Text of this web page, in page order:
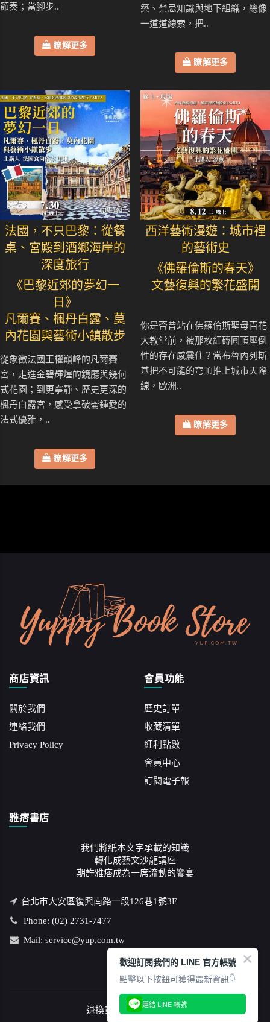
節奏；當腳步..
瞭解更多
築、禁忌知識與地下組織，總像
一道道線索，把..
瞭解更多
法國，不只巴黎：從餐
桌、宮殿到酒鄉海岸的
深度旅行
《巴黎近郊的夢幻一
日》
凡爾賽、楓丹白露、莫
內花園與藝術小鎮散步
從象徵法國王權巔峰的凡爾賽
宮，走進金碧輝煌的鏡廳與幾何
式花園；到更寧靜、歷史更深的
楓丹白露宮，感受拿破崙鍾愛的
法式優雅，..
瞭解更多
西洋藝術漫遊：城市裡
的藝術史
《佛羅倫斯的春天》
文藝復興的繁花盛開
你是否曾站在佛羅倫斯聖母百花
大教堂前，被那枚紅磚圓頂壓倒
性的存在感震住？當布魯內列斯
基把不可能的穹頂推上城市天際
線，歐洲..
瞭解更多
商店資訊
關於我們
連絡我們
Privacy Policy
會員功能
歷史訂單
收藏清單
紅利點數
會員中心
訂閱電子報
雅痞書店
我們將紙本文字承載的知識
轉化成藝文沙龍講座
期許雅痞成為一席流動的饗宴
台北市大安區復興南路一段126巷1號3F
Phone: (02) 2731-7477
Mail: service@yup.com.tw
退換貨說明/隱私權政策
歡迎訂閱我們的 LINE 官方帳號
點擊以下按鈕可獲得最新資訊👇
連結 LINE 帳號